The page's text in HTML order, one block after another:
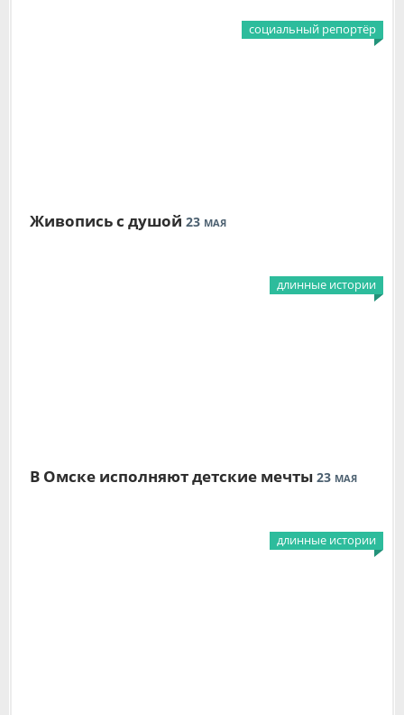
социальный репортёр
Живопись с душой 23 МАЯ
длинные истории
В Омске исполняют детские мечты 23 МАЯ
длинные истории